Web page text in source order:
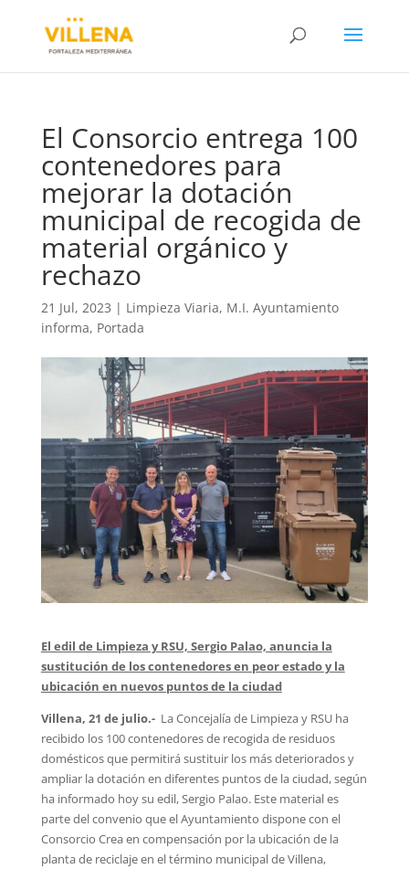
El Consorcio entrega 100
contenedores para
mejorar la dotación
municipal de recogida de
material orgánico y
rechazo
21 Jul, 2023 | Limpieza Viaria, M.I. Ayuntamiento
informa, Portada
El edil de Limpieza y RSU, Sergio Palao, anuncia la
sustitución de los contenedores en peor estado y la
ubicación en nuevos puntos de la ciudad
Villena, 21 de julio.- La Concejalía de Limpieza y RSU ha
recibido los 100 contenedores de recogida de residuos
domésticos que permitirá sustituir los más deteriorados y
ampliar la dotación en diferentes puntos de la ciudad, según
ha informado hoy su edil, Sergio Palao. Este material es
parte del convenio que el Ayuntamiento dispone con el
Consorcio Crea en compensación por la ubicación de la
planta de reciclaje en el término municipal de Villena,